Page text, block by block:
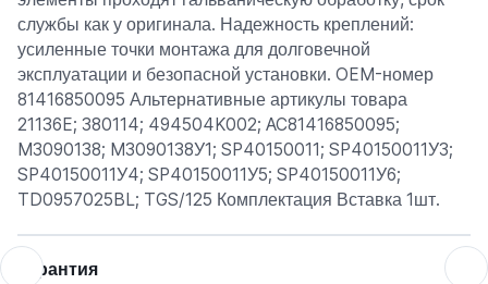
службы как у оригинала. Надежность креплений:
усиленные точки монтажа для долговечной
эксплуатации и безопасной установки. OEM-номер
81416850095 Альтернативные артикулы товара
21136E; 380114; 494504K002; AC81416850095;
M3090138; M3090138У1; SP40150011; SP40150011У3;
SP40150011У4; SP40150011У5; SP40150011У6;
TD0957025BL; TGS/125 Комплектация Вставка 1шт.
Гарантия